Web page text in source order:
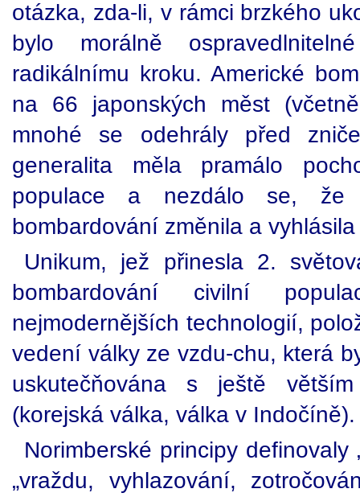
otázka, zda-li, v rámci brzkého
bylo morálně
radikálnímu kroku. Americké
na 66 japonských měst
mnohé se odehrály před
generalita měla pramálo
populace a nezdálo se,
bombardování změnila a
Unikum, jež přinesla 2.
bombardování civilní
nejmodernějších technologií,
vedení války ze vzdu-chu, která
uskutečňována s ještě
(korejská válka, válka v Indočíně).
Norimberské principy definovaly
„vraždu, vyhlazování,